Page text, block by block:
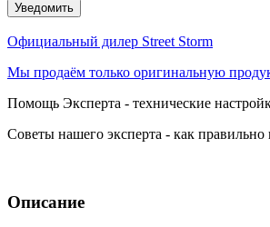
Уведомить
Официальный дилер Street Storm
Мы продаём только оригинальную
Помощь Эксперта - технические
Советы нашего эксперта - как
Описание